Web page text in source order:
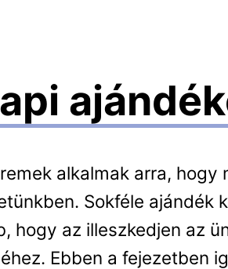
alkalmak arra, hogy
Sokféle ajándék
hogy az illeszkedjen az
Ebben a fejezetben